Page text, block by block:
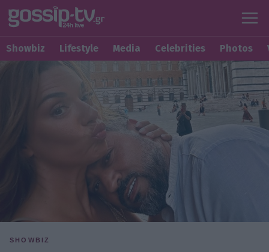
Showbiz Lifestyle Media Celebrities Photos
SHOWBIZ